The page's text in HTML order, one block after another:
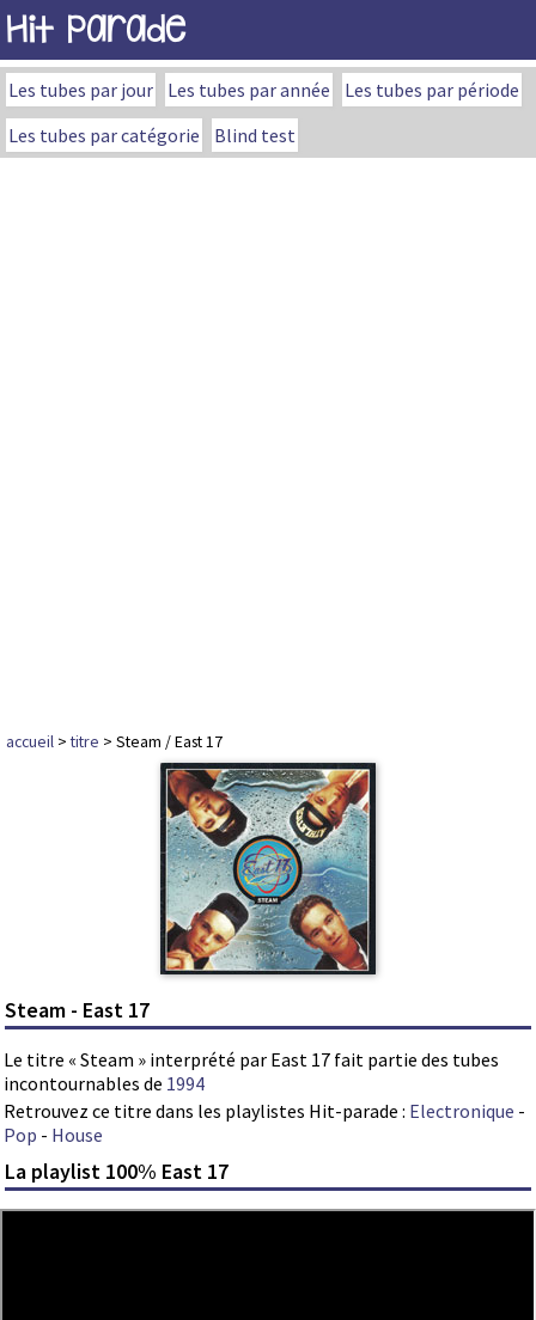
Hit Parade
Les tubes par jour Les tubes par année
Les tubes par période
Les tubes par catégorie
Blind test
accueil >titre > Steam / East 17
Steam - East 17
Le titre « Steam » interprété par East 17 fait partie des tubes
incontournables de 1994
Retrouvez ce titre dans les playlistes Hit-parade : Electronique -
Pop - House
La playlist 100% East 17